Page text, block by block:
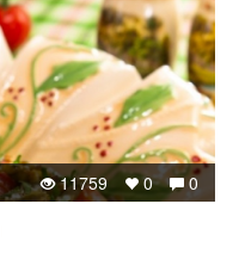
0
0
11759